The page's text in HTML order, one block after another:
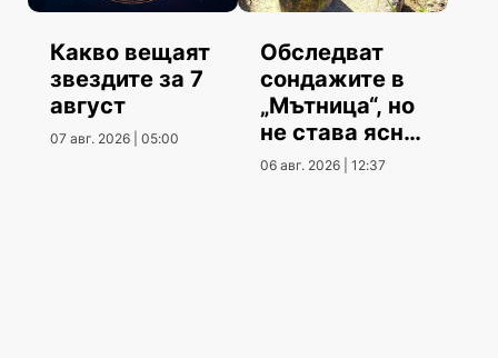
Какво вещаят
звездите за 7
август
07 авг. 2026 | 05:00
Обследват
сондажите в
„Мътница“, но
не става ясно
кога
06 авг. 2026 | 12:37